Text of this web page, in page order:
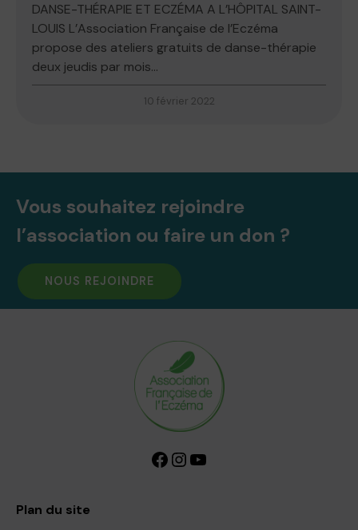
DANSE-THÉRAPIE ET ECZÉMA A L’HÔPITAL SAINT-
LOUIS L’Association Française de l’Eczéma
propose des ateliers gratuits de danse-thérapie
deux jeudis par mois...
10 février 2022
Vous souhaitez rejoindre
l’association ou faire un don ?
NOUS REJOINDRE
Facebook InstagramYouTube
Plan du site